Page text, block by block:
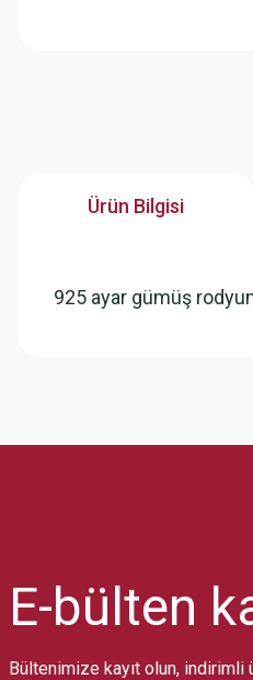
Ürün Bilgisi
925 ayar gümüş
Bu ürüne benzer farklı
E-bülten
Bültenimize kayıt olun, indirimli